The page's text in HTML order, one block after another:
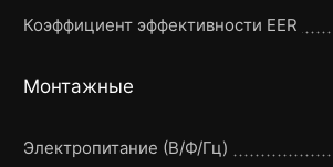
Коэффициент эффективности EER
Монтажные
Электропитание (В/Ф/Гц)